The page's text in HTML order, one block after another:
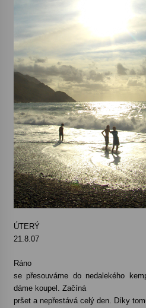
ÚTERÝ
21.8.07
Ráno
se přesouváme do nedalekého
dáme koupel. Začíná
pršet a nepřestává celý den. Díky